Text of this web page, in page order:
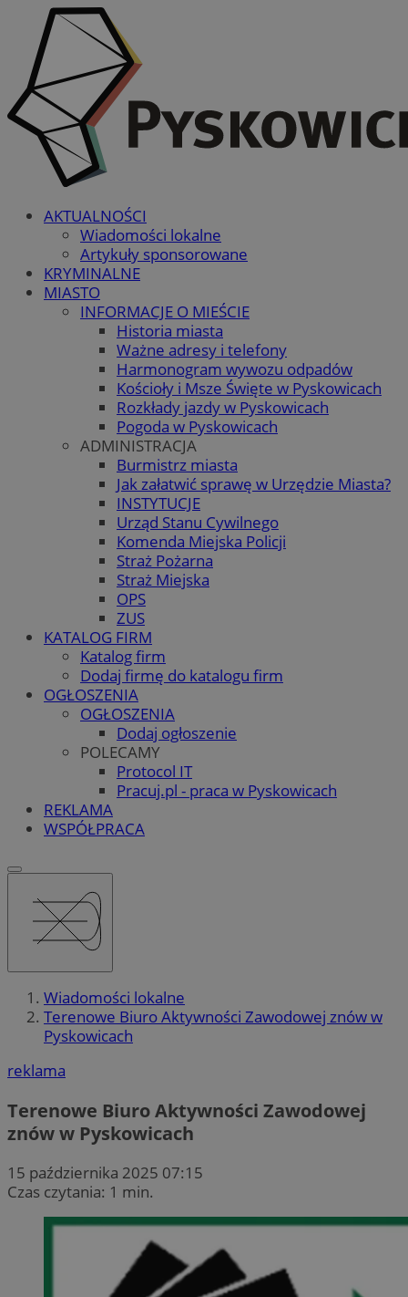
AKTUALNOŚCI
Wiadomości lokalne
Artykuły sponsorowane
KRYMINALNE
MIASTO
INFORMACJE O MIEŚCIE
Historia miasta
Ważne adresy i telefony
Harmonogram wywozu odpadów
Kościoły i Msze Święte w Pyskowicach
Rozkłady jazdy w Pyskowicach
Pogoda w Pyskowicach
ADMINISTRACJA
Burmistrz miasta
Jak załatwić sprawę w Urzędzie Miasta?
INSTYTUCJE
Urząd Stanu Cywilnego
Komenda Miejska Policji
Straż Pożarna
Straż Miejska
OPS
ZUS
KATALOG FIRM
Katalog firm
Dodaj firmę do katalogu firm
OGŁOSZENIA
OGŁOSZENIA
Dodaj ogłoszenie
POLECAMY
Protocol IT
Pracuj.pl - praca w Pyskowicach
REKLAMA
WSPÓŁPRACA
Wiadomości lokalne
Terenowe Biuro Aktywności Zawodowej znów w
Pyskowicach
reklama
Terenowe Biuro Aktywności Zawodowej
znów w Pyskowicach
15 października 2025 07:15
Czas czytania: 1 min.